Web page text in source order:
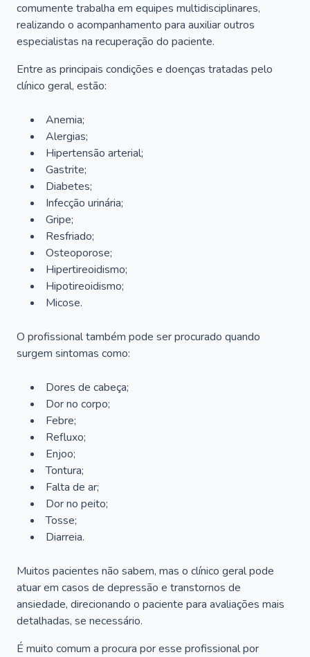
comumente trabalha em equipes multidisciplinares,
realizando o acompanhamento para auxiliar outros
especialistas na recuperação do paciente.
Entre as principais condições e doenças tratadas pelo
clínico geral, estão:
Anemia;
Alergias;
Hipertensão arterial;
Gastrite;
Diabetes;
Infecção urinária;
Gripe;
Resfriado;
Osteoporose;
Hipertireoidismo;
Hipotireoidismo;
Micose.
O profissional também pode ser procurado quando
surgem sintomas como:
Dores de cabeça;
Dor no corpo;
Febre;
Refluxo;
Enjoo;
Tontura;
Falta de ar;
Dor no peito;
Tosse;
Diarreia.
Muitos pacientes não sabem, mas o clínico geral pode
atuar em casos de depressão e transtornos de
ansiedade, direcionando o paciente para avaliações mais
detalhadas, se necessário.
É muito comum a procura por esse profissional por